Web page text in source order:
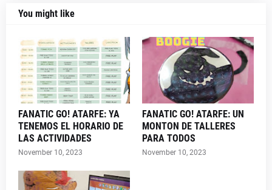
You might like
FANATIC GO! ATARFE: YA
TENEMOS EL HORARIO DE
LAS ACTIVIDADES
November 10, 2023
FANATIC GO! ATARFE: UN
MONTON DE TALLERES
PARA TODOS
November 10, 2023